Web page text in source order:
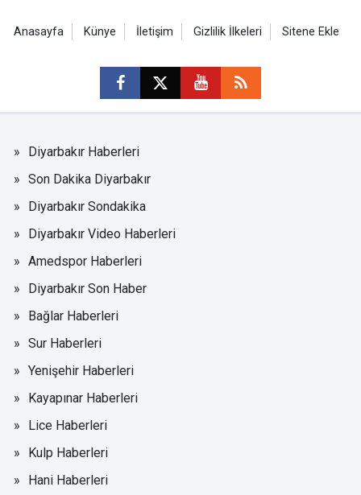
Anasayfa Künye İletişim Gizlilik İlkeleri Sitene Ekle
Diyarbakır Haberleri
Son Dakika Diyarbakır
Diyarbakır Sondakika
Diyarbakır Video Haberleri
Amedspor Haberleri
Diyarbakır Son Haber
Bağlar Haberleri
Sur Haberleri
Yenişehir Haberleri
Kayapınar Haberleri
Lice Haberleri
Kulp Haberleri
Hani Haberleri